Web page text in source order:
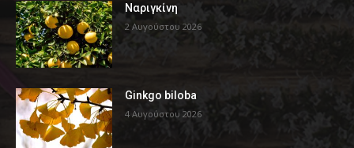
Ναριγκίνη
2 Αυγούστου 2026
Ginkgo biloba
4 Αυγούστου 2026